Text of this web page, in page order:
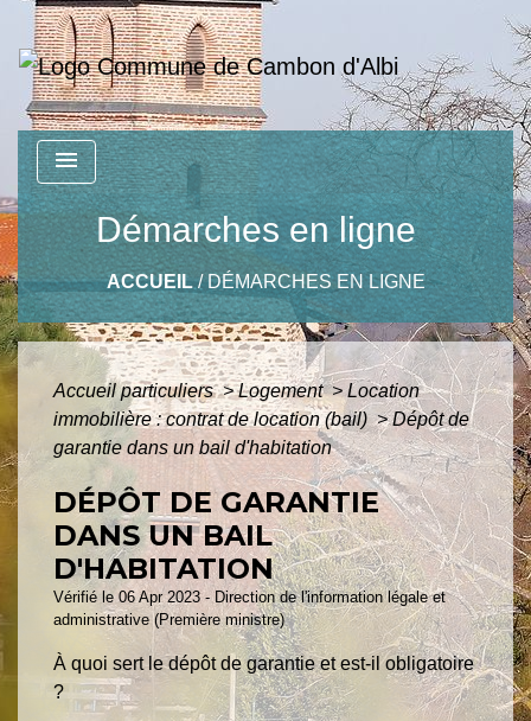
menu
Démarches en ligne
ACCUEIL/ DÉMARCHES EN LIGNE
Accueil particuliers> Logement> Location
immobilière : contrat de location (bail) > Dépôt de
garantie dans un bail d'habitation
DÉPÔT DE GARANTIE
DANS UN BAIL
D'HABITATION
Vérifié le 06 Apr 2023 - Direction de l'information légale et
administrative (Première ministre)
À quoi sert le dépôt de garantie et est-il obligatoire
?